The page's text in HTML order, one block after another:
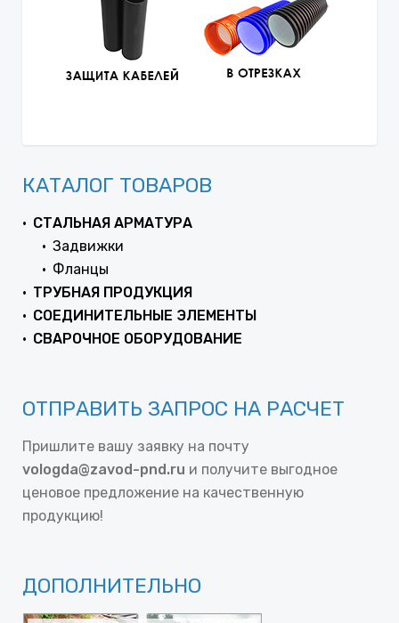
КАТАЛОГ ТОВАРОВ
СТАЛЬНАЯ АРМАТУРА
Задвижки
Фланцы
ТРУБНАЯ ПРОДУКЦИЯ
СОЕДИНИТЕЛЬНЫЕ ЭЛЕМЕНТЫ
СВАРОЧНОЕ ОБОРУДОВАНИЕ
ОТПРАВИТЬ ЗАПРОС НА РАСЧЕТ
Пришлите вашу заявку на почту
vologda@zavod-pnd.ru и получите выгодное
ценовое предложение на качественную
продукцию!
ДОПОЛНИТЕЛЬНО